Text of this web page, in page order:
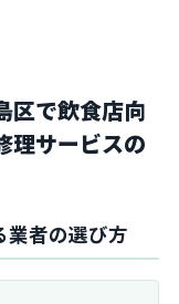
区で飲食店向
理サービスの
業者の選び方